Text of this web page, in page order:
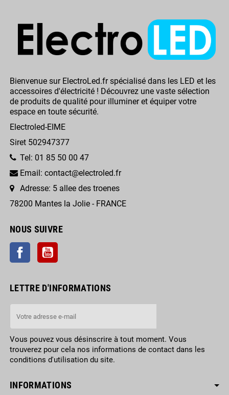
Bienvenue sur ElectroLed.fr spécialisé dans les LED et les
accessoires d'électricité ! Découvrez une vaste sélection
de produits de qualité pour illuminer et équiper votre
espace en toute sécurité.
Electroled-EIME
Siret 502947377
Tel: 01 85 50 00 47
Email: contact@electroled.fr
Adresse: 5 allee des troenes
78200 Mantes la Jolie - FRANCE
NOUS SUIVRE
FacebookYouTube
LETTRE D'INFORMATIONS
Vous pouvez vous désinscrire à tout moment. Vous
trouverez pour cela nos informations de contact dans les
conditions d'utilisation du site.
INFORMATIONS